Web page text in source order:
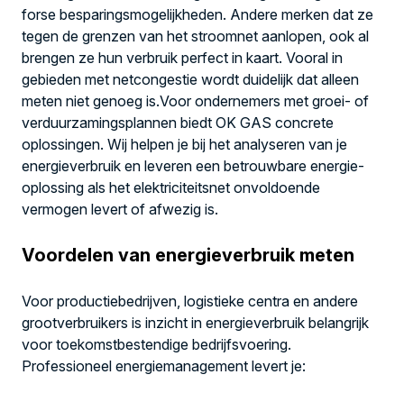
forse besparingsmogelijkheden. Andere merken dat ze
tegen de grenzen van het stroomnet aanlopen, ook al
brengen ze hun verbruik perfect in kaart. Vooral in
gebieden met netcongestie wordt duidelijk dat alleen
meten niet genoeg is.Voor ondernemers met groei- of
verduurzamingsplannen biedt OK GAS concrete
oplossingen. Wij helpen je bij het analyseren van je
energieverbruik en leveren een betrouwbare energie-
oplossing als het elektriciteitsnet onvoldoende
vermogen levert of afwezig is.
Voordelen van energieverbruik meten
Voor productiebedrijven, logistieke centra en andere
grootverbruikers is inzicht in energieverbruik belangrijk
voor toekomstbestendige bedrijfsvoering.
Professioneel energiemanagement levert je: